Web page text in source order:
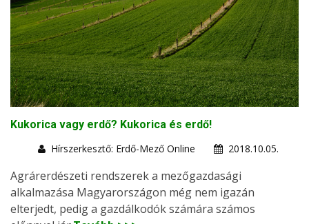
Kukorica vagy erdő? Kukorica és erdő!
Hírszerkesztő: Erdő-Mező Online
2018.10.05.
Agrárerdészeti rendszerek a mezőgazdasági
alkalmazása Magyarországon még nem igazán
elterjedt, pedig a gazdálkodók számára számos